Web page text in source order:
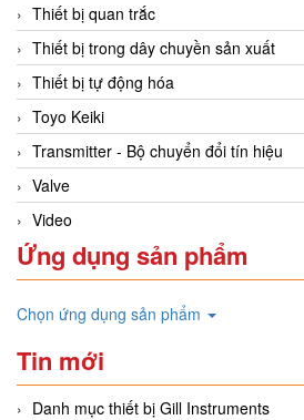
Thiết bị quan trắc
Thiết bị trong dây chuyền sản xuất
Thiết bị tự động hóa
Toyo Keiki
Transmitter - Bộ chuyển đổi tín hiệu
Valve
Video
Ứng dụng sản phẩm
Chọn ứng dụng sản phẩm
Tin mới
Danh mục thiết bị Gill Instruments